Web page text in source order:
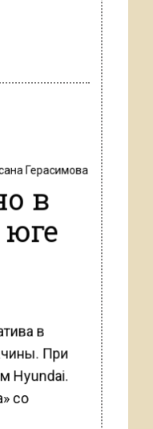
Герасимова
в
в
При
Hyundai.
со